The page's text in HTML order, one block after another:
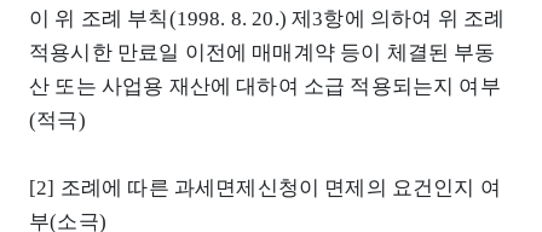
이 위 조례 부칙(1998. 8. 20.) 제3항에 의하여 위 조례
적용시한 만료일 이전에 매매계약 등이 체결된 부동
산 또는 사업용 재산에 대하여 소급 적용되는지 여부
(적극)
[2] 조례에 따른 과세면제신청이 면제의 요건인지 여
부(소극)